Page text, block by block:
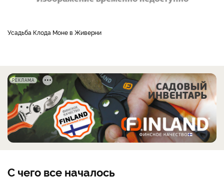
Усадьба Клода Моне в Живерни
РЕКЛАМА
С чего все началось